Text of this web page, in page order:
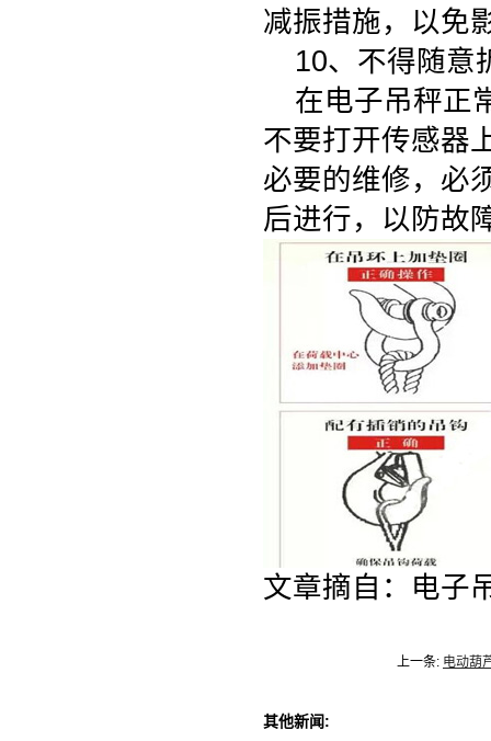
减振措施，以免
10、不得随意
在电子吊秤正
不要打开传感器
必要的维修，必
后进行，以防故
文章摘自：电子
上一条: 电动葫
其他新闻: